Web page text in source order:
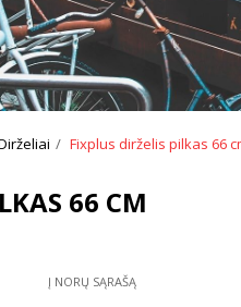
Fixplus dirželis pilkas 66
66 CM
Į NORŲ SĄRAŠĄ